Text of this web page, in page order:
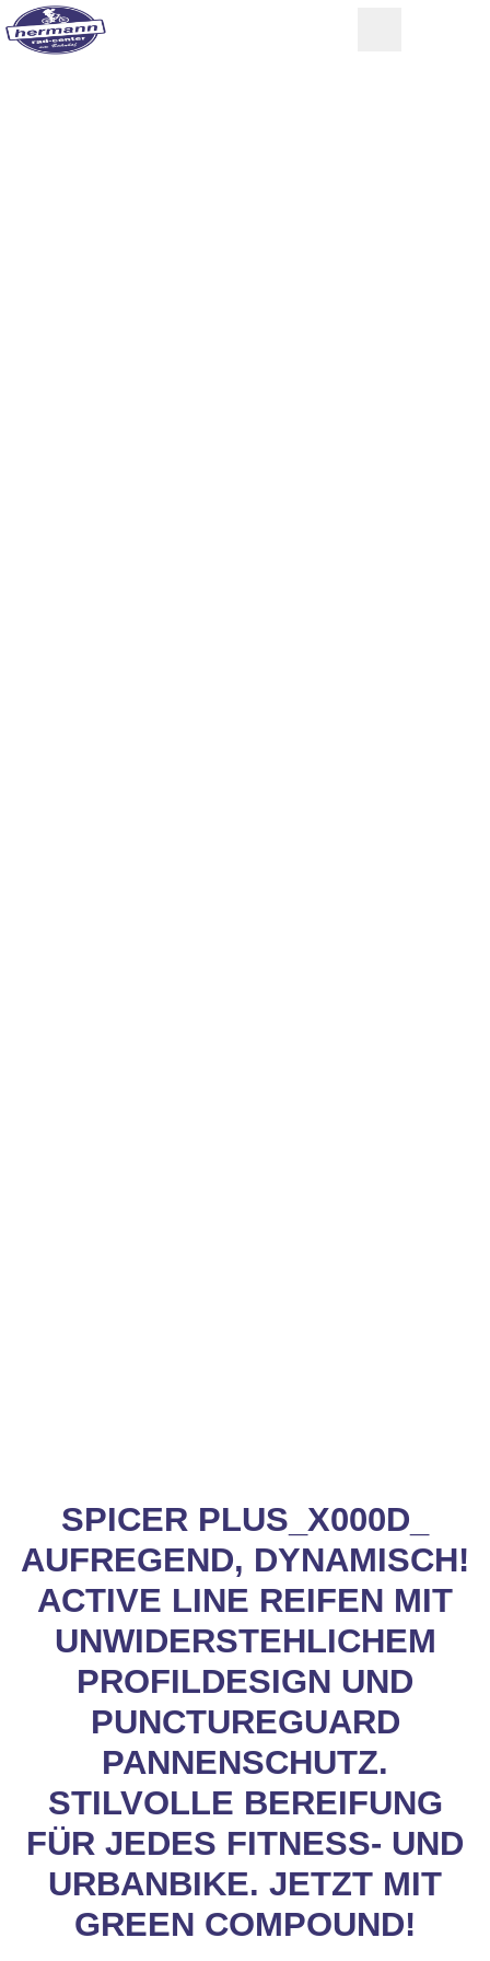
SPICER PLUS_X000D_
AUFREGEND, DYNAMISCH!
ACTIVE LINE REIFEN MIT
UNWIDERSTEHLICHEM
PROFILDESIGN UND
PUNCTUREGUARD
PANNENSCHUTZ.
STILVOLLE BEREIFUNG
FÜR JEDES FITNESS- UND
URBANBIKE. JETZT MIT
GREEN COMPOUND!